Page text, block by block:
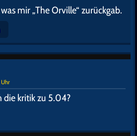
mir „The Orville“ zurückgab.
Uhr
die kritik zu 5.04?